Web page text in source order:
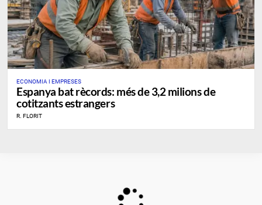
ECONOMIA I EMPRESES
Espanya bat rècords: més de 3,2 milions de
cotitzants estrangers
R. FLORIT